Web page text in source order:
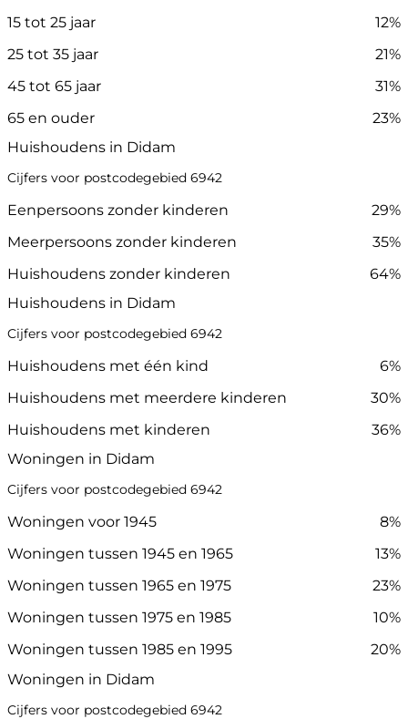
15 tot 25 jaar
12%
25 tot 35 jaar
21%
45 tot 65 jaar
31%
65 en ouder
23%
Huishoudens in Didam
Cijfers voor postcodegebied 6942
Eenpersoons zonder kinderen
29%
Meerpersoons zonder kinderen
35%
Huishoudens zonder kinderen
64%
Huishoudens in Didam
Cijfers voor postcodegebied 6942
Huishoudens met één kind
6%
Huishoudens met meerdere kinderen
30%
Huishoudens met kinderen
36%
Woningen in Didam
Cijfers voor postcodegebied 6942
Woningen voor 1945
8%
Woningen tussen 1945 en 1965
13%
Woningen tussen 1965 en 1975
23%
Woningen tussen 1975 en 1985
10%
Woningen tussen 1985 en 1995
20%
Woningen in Didam
Cijfers voor postcodegebied 6942